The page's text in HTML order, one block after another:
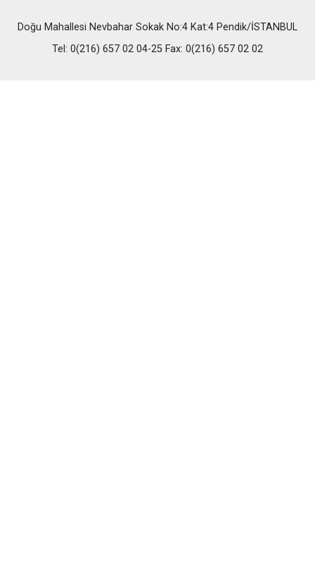
Doğu Mahallesi Nevbahar Sokak No:4 Kat:4 Pendik/İSTANBUL
Tel: 0(216) 657 02 04-25 Fax: 0(216) 657 02 02